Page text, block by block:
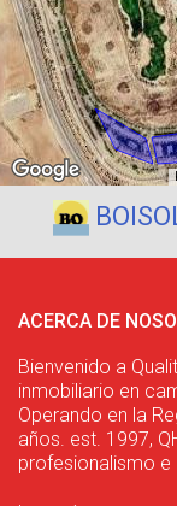
ACERCA DE
Bienvenido a
inmobiliario en
Operando en la
años. est. 1997,
profesionalismo e